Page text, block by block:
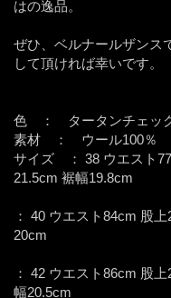
はの逸品。
ぜひ、ベルナールザンス
して頂ければ幸いです。
色 ： タータンチェッ
素材 ： ウール100％
サイズ ： 38 ウエスト
21.5cm 裾幅19.8cm
： 40 ウエスト84cm 股
20cm
： 42 ウエスト86cm 股
幅20.5cm